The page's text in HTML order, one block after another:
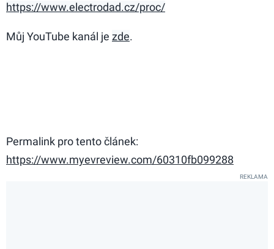
https://www.electrodad.cz/proc/
Můj YouTube kanál je zde.
Permalink pro tento článek:
https://www.myevreview.com/60310fb099288